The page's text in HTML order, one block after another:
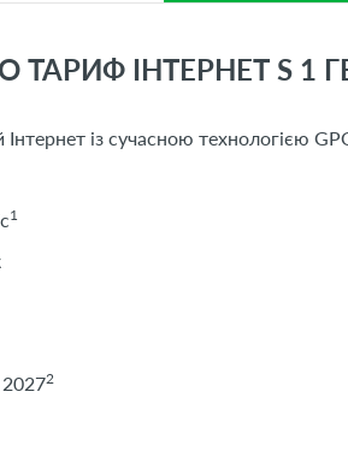
ІНТЕРНЕТ S 1
із сучасною технологією
1
20272